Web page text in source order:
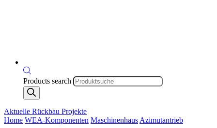
Products search
Aktuelle Rückbau Projekte
Home WEA-Komponenten Maschinenhaus Azimutantrieb